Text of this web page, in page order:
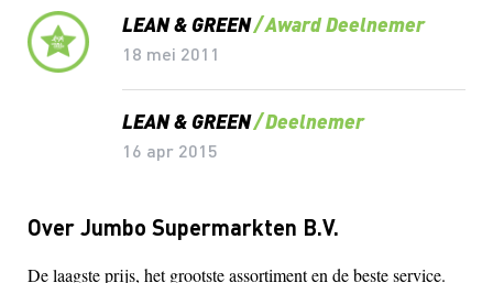
LEAN & GREEN Award Deelnemer
18 mei 2011
LEAN & GREEN Deelnemer
16 apr 2015
Over Jumbo Supermarkten B.V.
De laagste prijs, het grootste assortiment en de beste service.